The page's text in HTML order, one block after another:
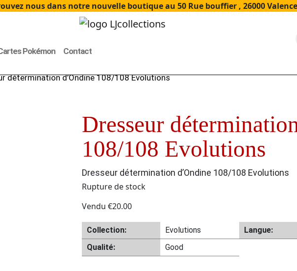
nous dans notre nouvelle boutique au 50 Rue bouffier , 26000
Pokémon Contact
détermination d’Ondine 108/108 Evolutions
Dresseur
108/108 Evolutions
Dresseur détermination d’Ondine 108/108 Evolutions
Rupture de stock
Vendu €20.00
Collection: Evolutions Langue:
Qualité:
Good